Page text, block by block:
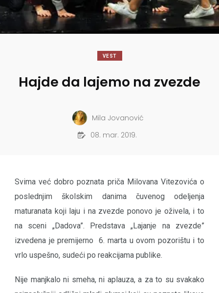
VEST
Hajde da lajemo na zvezde
Mila Jovanović
08. mar. 2019.
Svima već dobro poznata priča Milovana Vitezovića o
poslednjim školskim danima čuvenog odeljenja
maturanata koji laju i na zvezde ponovo je oživela, i to
na sceni „Dadova”. Predstava „Lajanje na zvezde”
izvedena je premijerno 6. marta u ovom pozorištu i to
vrlo uspešno, sudeći po reakcijama publike.
Nije manjkalo ni smeha, ni aplauza, a za to su svakako